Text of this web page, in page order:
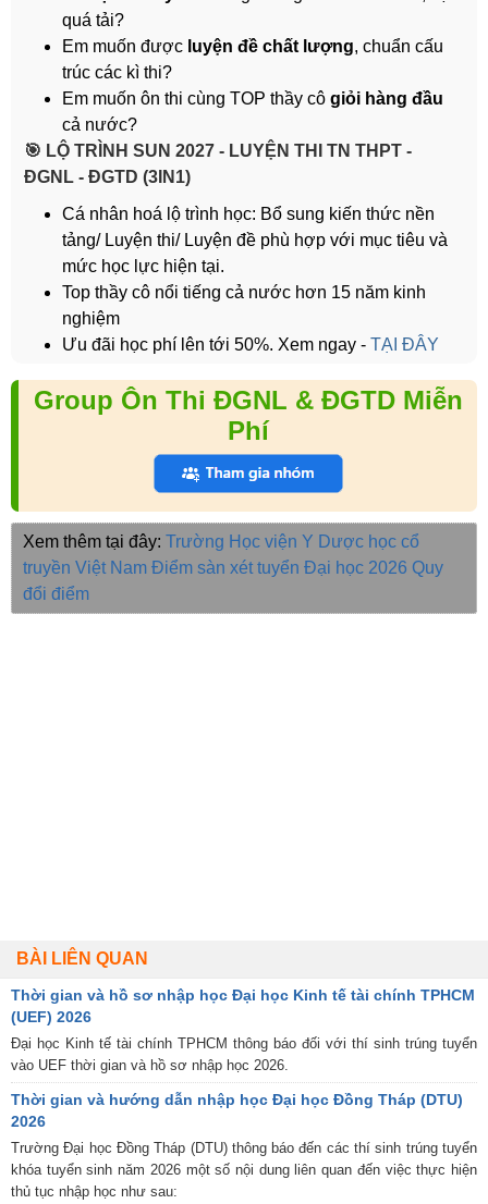
quá tải?
Em muốn được luyện đề chất lượng, chuẩn cấu
trúc các kì thi?
Em muốn ôn thi cùng TOP thầy cô giỏi hàng đầu
cả nước?
️🎯 LỘ TRÌNH SUN 2027 - LUYỆN THI TN THPT -
ĐGNL - ĐGTD (3IN1)
Cá nhân hoá lộ trình học: Bổ sung kiến thức nền
tảng/ Luyện thi/ Luyện đề phù hợp với mục tiêu và
mức học lực hiện tại.
Top thầy cô nổi tiếng cả nước hơn 15 năm kinh
nghiệm
Ưu đãi học phí lên tới 50%. Xem ngay - TẠI ĐÂY
Group Ôn Thi ĐGNL & ĐGTD Miễn
Phí
Xem thêm tại đây: Trường Học viện Y Dược học cổ
truyền Việt Nam Điểm sàn xét tuyển Đại học 2026 Quy
đổi điểm
BÀI LIÊN QUAN
Thời gian và hồ sơ nhập học Đại học Kinh tế tài chính TPHCM
(UEF) 2026
Đại học Kinh tế tài chính TPHCM thông báo đối với thí sinh trúng tuyển
vào UEF thời gian và hồ sơ nhập học 2026.
Thời gian và hướng dẫn nhập học Đại học Đồng Tháp (DTU)
2026
Trường Đại học Đồng Tháp (DTU) thông báo đến các thí sinh trúng tuyển
khóa tuyển sinh năm 2026 một số nội dung liên quan đến việc thực hiện
thủ tục nhập học như sau: